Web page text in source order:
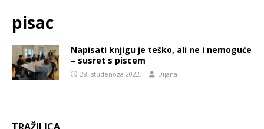
pisac
Napisati knjigu je teško, ali ne i nemoguće
– susret s piscem
28. studenoga 2022. Dijana